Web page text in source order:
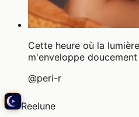
Cette heure où la
m'enveloppe doucement
@peri-r
Reelune